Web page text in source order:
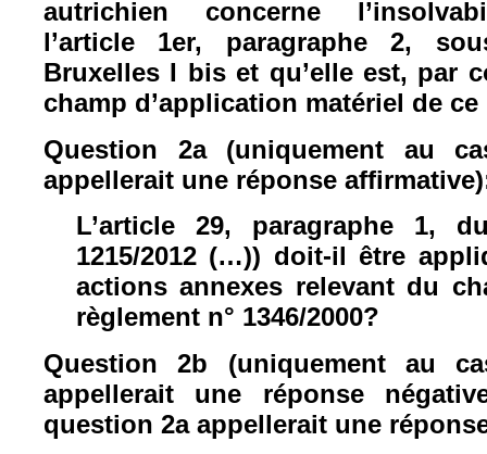
autrichien concerne
l’article 1er, paragraphe 2,
Bruxelles I bis et qu’elle est, par
champ d’application matériel de
Question 2a (uniquement au
appellerait une réponse
L’article 29, paragraphe 1,
1215/2012 (…)) doit-il être
actions annexes relevant du
règlement n° 1346/2000?
Question 2b (uniquement au
appellerait une réponse
question 2a appellerait une